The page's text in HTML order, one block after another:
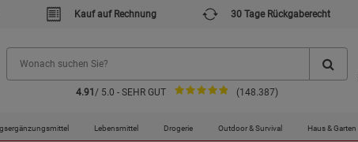
Kauf auf Rechnung 30 Tage Rückgaberecht
4.91 / 5.0 - SEHR GUT (148.387)
Lebensmittel Drogerie Outdoor & Survival Haus & Garten
Praxisbuch Methylenblau